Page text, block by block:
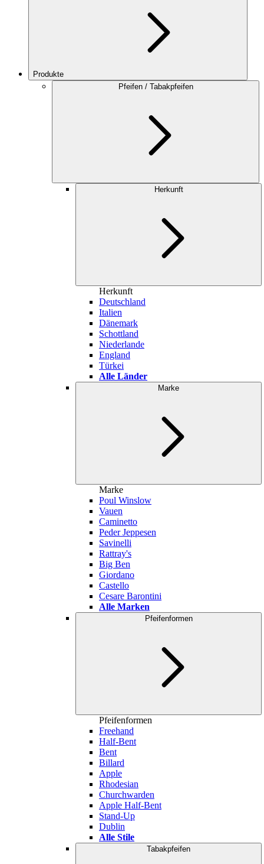
Produkte
Pfeifen / Tabakpfeifen
Herkunft
Herkunft
Deutschland
Italien
Dänemark
Schottland
Niederlande
England
Türkei
Alle Länder
Marke
Marke
Poul Winslow
Vauen
Caminetto
Peder Jeppesen
Savinelli
Rattray's
Big Ben
Giordano
Castello
Cesare Barontini
Alle Marken
Pfeifenformen
Pfeifenformen
Freehand
Half-Bent
Bent
Billard
Apple
Rhodesian
Churchwarden
Apple Half-Bent
Stand-Up
Dublin
Alle Stile
Tabakpfeifen